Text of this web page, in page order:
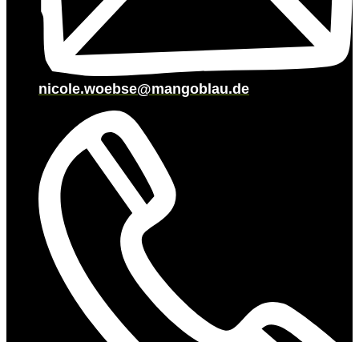
nicole.woebse@mangoblau.de